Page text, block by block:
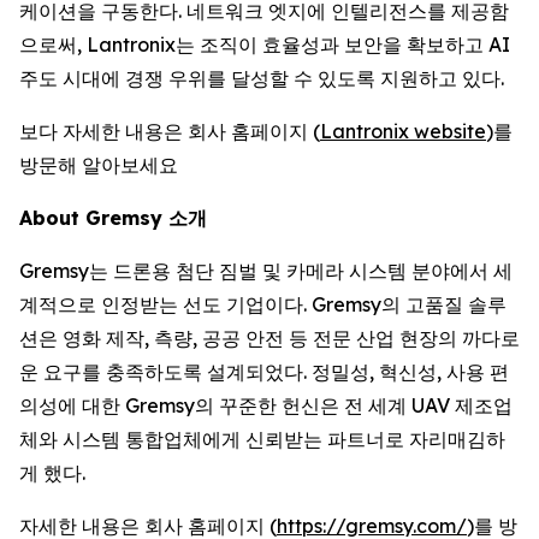
케이션을 구동한다. 네트워크 엣지에 인텔리전스를 제공함
으로써, Lantronix는 조직이 효율성과 보안을 확보하고 AI
주도 시대에 경쟁 우위를 달성할 수 있도록 지원하고 있다.
보다 자세한 내용은 회사 홈페이지 (Lantronix website)를
방문해 알아보세요
About Gremsy 소개
Gremsy는 드론용 첨단 짐벌 및 카메라 시스템 분야에서 세
계적으로 인정받는 선도 기업이다. Gremsy의 고품질 솔루
션은 영화 제작, 측량, 공공 안전 등 전문 산업 현장의 까다로
운 요구를 충족하도록 설계되었다. 정밀성, 혁신성, 사용 편
의성에 대한 Gremsy의 꾸준한 헌신은 전 세계 UAV 제조업
체와 시스템 통합업체에게 신뢰받는 파트너로 자리매김하
게 했다.
자세한 내용은 회사 홈페이지 (https://gremsy.com/)를 방